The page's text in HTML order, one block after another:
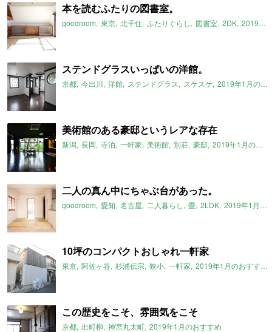
本を読むふたりの図書室。
goodroom 東京 北千住 ふたりぐらし 図書室 2DK 2019年1月のおすすめ
ステンドグラスいっぱいの洋館。
京都 今出川 洋館 ステンドグラス スケスケ 2019年1月のおすすめ
美術館のある豪邸というレアな存在
新潟 長岡 寺泊 一軒家 美術館 別荘 豪邸 2019年1月のおすすめ
二人の真ん中にちゃぶ台があった。
goodroom 愛知 名古屋 二人暮らし 畳 2LDK 2019年1月のおすすめ
10坪のコンパクトおしゃれ一軒家
東京 阿佐ヶ谷 杉浦伝宗 狭小 一軒家 2019年1月のおすすめ
この歴史をこそ、雰囲気をこそ
京都 出町柳 神宮丸太町 2019年1月のおすすめ